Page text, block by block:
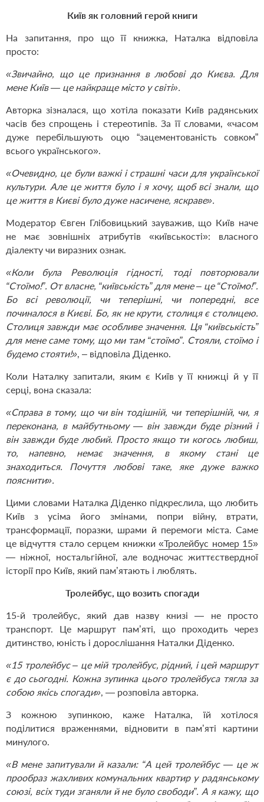
Київ як головний герой книги
На запитання, про що її книжка, Наталка відповіла
просто:
«Звичайно, що це признання в любові до Києва. Для
мене Київ — це найкраще місто у світі».
Авторка зізналася, що хотіла показати Київ радянських
часів без спрощень і стереотипів. За її словами, «часом
дуже перебільшують оцю “зацементованість совком”
всього українського».
«Очевидно, це були важкі і страшні часи для української
культури. Але це життя було і я хочу, щоб всі знали, що
це життя в Києві було дуже насичене, яскраве».
Модератор Євген Глібовицький зауважив, що Київ наче
не має зовнішніх атрибутів «київськості»: власного
діалекту чи виразних ознак.
«Коли була Революція гідності, тоді повторювали
“Стоїмо!”. От власне, “київськість” для мене – це “Стоїмо!”.
Бо всі революції, чи теперішні, чи попередні, все
починалося в Києві. Бо, як не крути, столиця є столицею.
Столиця завжди має особливе значення. Ця “київськість”
для мене саме тому, що ми там “стоїмо”. Стояли, стоїмо і
будемо стояти!», – відповіла Діденко.
Коли Наталку запитали, яким є Київ у її книжці й у її
серці, вона сказала:
«Справа в тому, що чи він тодішній, чи теперішній, чи, я
переконана, в майбутньому — він завжди буде різний і
він завжди буде любий. Просто якщо ти когось любиш,
то, напевно, немає значення, в якому стані це
знаходиться. Почуття любові таке, яке дуже важко
пояснити».
Цими словами Наталка Діденко підкреслила, що любить
Київ з усіма його змінами, попри війну, втрати,
трансформації, поразки, шрами й перемоги міста. Саме
це відчуття стало серцем книжки«Тролейбус номер 15»
— ніжної, ностальгійної, але водночас життєствердної
історії про Київ, який пам’ятають і люблять.
Тролейбус, що возить спогади
15-й тролейбус, який дав назву книзі — не просто
транспорт. Це маршрут пам’яті, що проходить через
дитинство, юність і дорослішання Наталки Діденко.
«15 тролейбус – це мій тролейбус, рідний, і цей маршрут
є до сьогодні. Кожна зупинка цього тролейбуса тягла за
собою якісь спогади», — розповіла авторка.
З кожною зупинкою, каже Наталка, їй хотілося
поділитися враженнями, відновити в пам’яті картини
минулого.
«В мене запитували й казали: “А цей тролейбус — це ж
прообраз жахливих комунальних квартир у радянському
союзі, всіх туди зганяли й не було свободи”. А я кажу, що